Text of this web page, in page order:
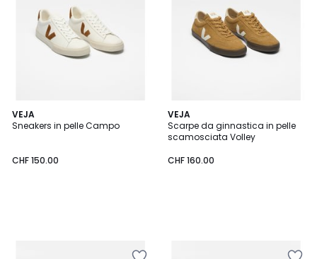
VEJA
Sneakers in pelle Campo
CHF 150.00
VEJA
Scarpe da ginnastica in pelle
scamosciata Volley
CHF 160.00